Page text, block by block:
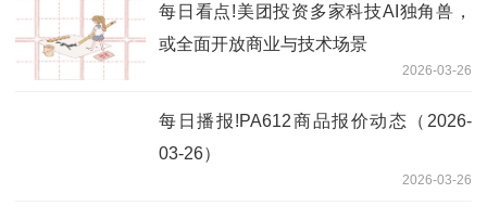
每日看点!美团投资多家科技AI独角兽，
或全面开放商业与技术场景
2026-03-26
每日播报!PA612商品报价动态（2026-
03-26）
2026-03-26